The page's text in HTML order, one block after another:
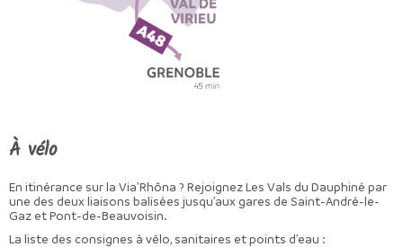
À vélo
En itinérance sur la Via’Rhôna ? Rejoignez Les Vals du Dauphiné par
une des deux liaisons balisées jusqu’aux gares de Saint-André-le-
Gaz et Pont-de-Beauvoisin.
La liste des consignes à vélo, sanitaires et points d’eau :